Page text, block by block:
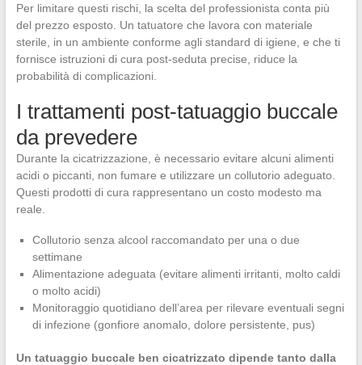
Per limitare questi rischi, la scelta del professionista conta più
del prezzo esposto. Un tatuatore che lavora con materiale
sterile, in un ambiente conforme agli standard di igiene, e che ti
fornisce istruzioni di cura post-seduta precise, riduce la
probabilità di complicazioni.
I trattamenti post-tatuaggio buccale
da prevedere
Durante la cicatrizzazione, è necessario evitare alcuni alimenti
acidi o piccanti, non fumare e utilizzare un collutorio adeguato.
Questi prodotti di cura rappresentano un costo modesto ma
reale.
Collutorio senza alcool raccomandato per una o due
settimane
Alimentazione adeguata (evitare alimenti irritanti, molto caldi
o molto acidi)
Monitoraggio quotidiano dell’area per rilevare eventuali segni
di infezione (gonfiore anomalo, dolore persistente, pus)
Un tatuaggio buccale ben cicatrizzato dipende tanto dalla